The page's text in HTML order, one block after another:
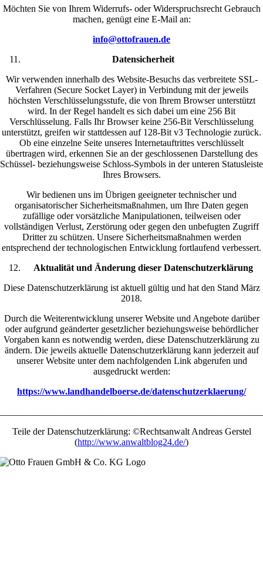
Möchten Sie von Ihrem Widerrufs- oder Widerspruchsrecht Gebrauch
machen, genügt eine E-Mail an:
info@ottofrauen.de
Datensicherheit
Wir verwenden innerhalb des Website-Besuchs das verbreitete SSL-
Verfahren (Secure Socket Layer) in Verbindung mit der jeweils
höchsten Verschlüsselungsstufe, die von Ihrem Browser unterstützt
wird. In der Regel handelt es sich dabei um eine 256 Bit
Verschlüsselung. Falls Ihr Browser keine 256-Bit Verschlüsselung
unterstützt, greifen wir stattdessen auf 128-Bit v3 Technologie zurück.
Ob eine einzelne Seite unseres Internetauftrittes verschlüsselt
übertragen wird, erkennen Sie an der geschlossenen Darstellung des
Schüssel- beziehungsweise Schloss-Symbols in der unteren Statusleiste
Ihres Browsers.
Wir bedienen uns im Übrigen geeigneter technischer und
organisatorischer Sicherheitsmaßnahmen, um Ihre Daten gegen
zufällige oder vorsätzliche Manipulationen, teilweisen oder
vollständigen Verlust, Zerstörung oder gegen den unbefugten Zugriff
Dritter zu schützen. Unsere Sicherheitsmaßnahmen werden
entsprechend der technologischen Entwicklung fortlaufend verbessert.
Aktualität und Änderung dieser Datenschutzerklärung
Diese Datenschutzerklärung ist aktuell gültig und hat den Stand März
2018.
Durch die Weiterentwicklung unserer Website und Angebote darüber
oder aufgrund geänderter gesetzlicher beziehungsweise behördlicher
Vorgaben kann es notwendig werden, diese Datenschutzerklärung zu
ändern. Die jeweils aktuelle Datenschutzerklärung kann jederzeit auf
unserer Website unter dem nachfolgenden Link abgerufen und
ausgedruckt werden:
https://www.landhandelboerse.de/datenschutzerklaerung/
Teile der Datenschutzerklärung: ©Rechtsanwalt Andreas Gerstel
(http://www.anwaltblog24.de/)